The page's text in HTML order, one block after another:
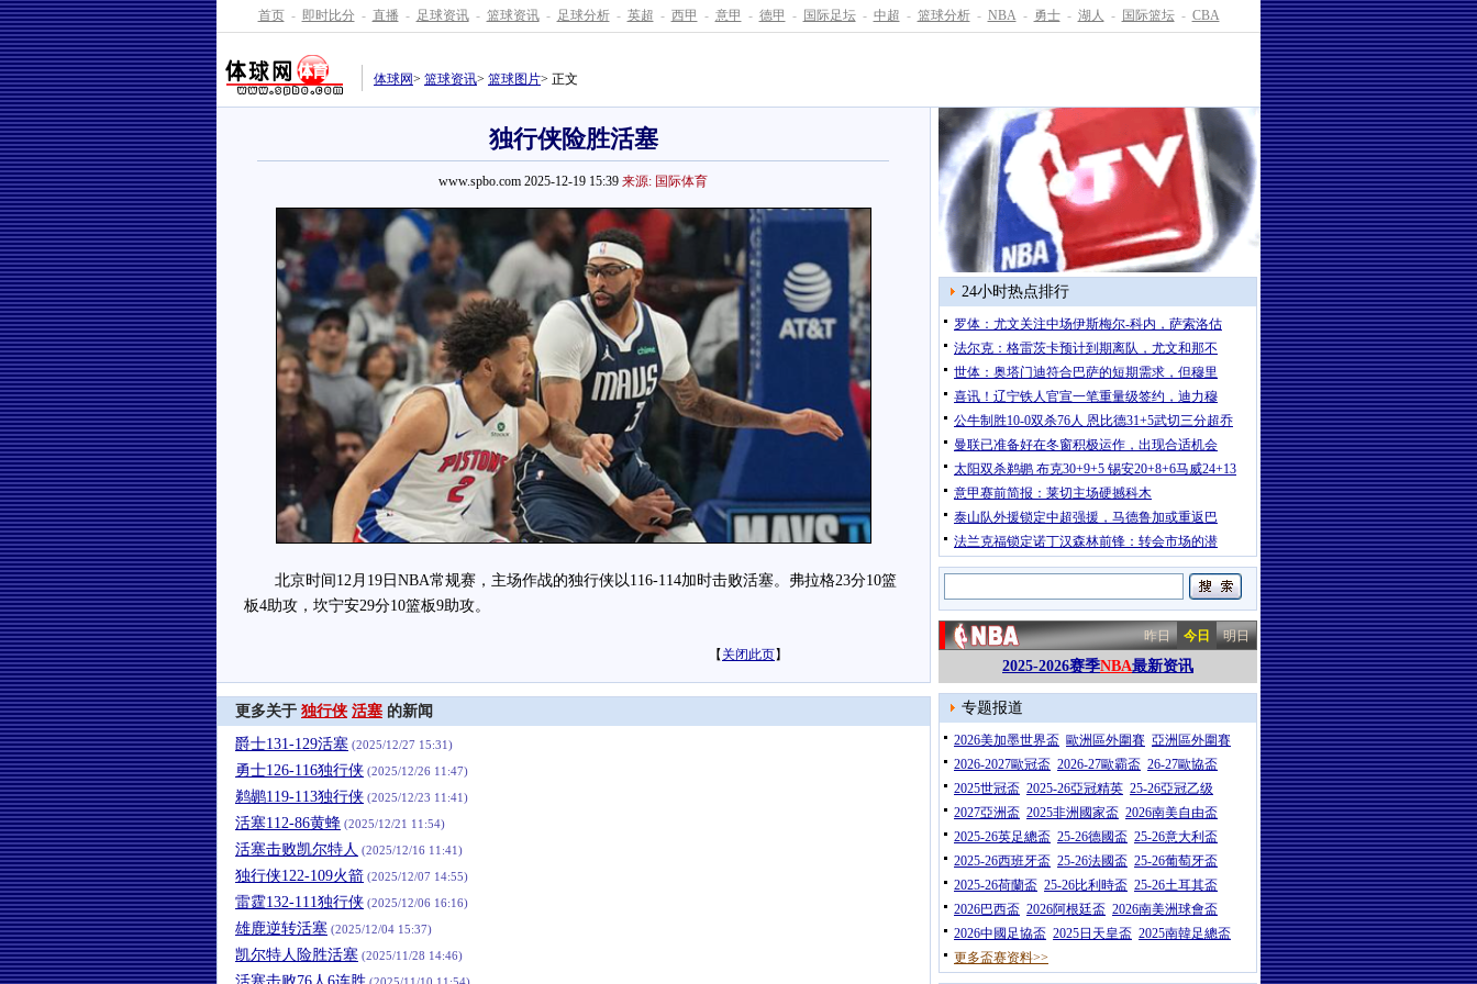
首页 - 即时比分 - 直播 - 足球资讯 - 篮球资讯 - 足球分析 - 英超 - 西甲 - 意甲 - 德甲 - 国际足坛 - 中超 - 篮球分析 - NBA - 勇士 - 湖人 - 国际篮坛 - CBA
体球网> 篮球资讯> 篮球图片> 正文
独行侠险胜活塞
www.spbo.com 2025-12-19 15:39 来源: 国际体育
北京时间12月19日NBA常规赛，主场作战的独行侠以116-114加时击败活塞。弗拉格23分10篮
板4助攻，坎宁安29分10篮板9助攻。
【 关闭此页】
更多关于 独行侠 活塞 的新闻
爵士131-129活塞 (2025/12/27 15:31)
勇士126-116独行侠 (2025/12/26 11:47)
鹈鹕119-113独行侠 (2025/12/23 11:41)
活塞112-86黄蜂 (2025/12/21 11:54)
活塞击败凯尔特人 (2025/12/16 11:41)
独行侠122-109火箭 (2025/12/07 14:55)
雷霆132-111独行侠 (2025/12/06 16:16)
雄鹿逆转活塞 (2025/12/04 15:37)
凯尔特人险胜活塞 (2025/11/28 14:46)
24小时热点排行
罗体：尤文关注中场伊斯梅尔-科内，萨索洛估
法尔克：格雷茨卡预计到期离队，尤文和那不
世体：奥塔门迪符合巴萨的短期需求，但穆里
喜讯！辽宁铁人官宣一笔重量级签约，迪力穆
公牛制胜10-0双杀76人 恩比德31+5武切三分超乔
曼联已准备好在冬窗积极运作，出现合适机会
太阳双杀鹈鹕 布克30+9+5 锡安20+8+6马威24+13
意甲赛前简报：莱切主场硬撼科木
泰山队外援锁定中超强援，马德鲁加或重返巴
法兰克福锁定诺丁汉森林前锋：转会市场的潜
昨日 今日 明日
2025-2026赛季NBA最新资讯
专题报道
2026美加墨世界盃 歐洲區外圍賽 亞洲區外圍賽
2026-2027歐冠盃 2026-27歐霸盃 26-27歐協盃
2025世冠盃 2025-26亞冠精英 25-26亞冠乙级
2027亞洲盃 2025非洲國家盃 2026南美自由盃
2025-26英足總盃 25-26德國盃 25-26意大利盃
2025-26西班牙盃 25-26法國盃 25-26葡萄牙盃
2025-26荷蘭盃 25-26比利時盃 25-26土耳其盃
2026巴西盃 2026阿根廷盃 2026南美洲球會盃
2026中國足協盃 2025日天皇盃 2025南韓足總盃
更多盃赛资料>>